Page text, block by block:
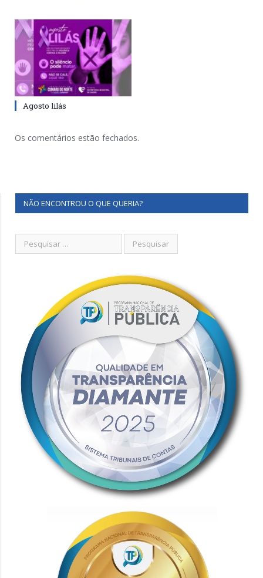
Agosto lilás
Os comentários estão fechados.
NÃO ENCONTROU O QUE QUERIA?